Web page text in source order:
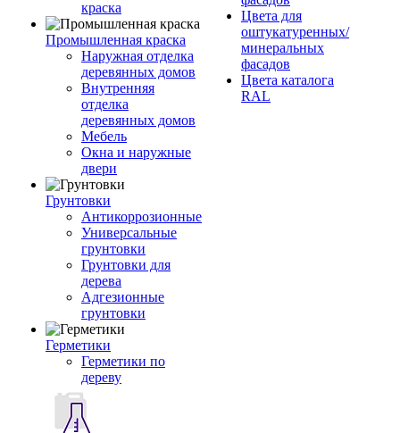
краска
Промышленная краска
Наружная отделка
деревянных домов
Внутренняя
отделка
деревянных домов
Мебель
Окна и наружные
двери
Грунтовки
Антикоррозионные
Универсальные
грунтовки
Грунтовки для
дерева
Адгезионные
грунтовки
Герметики
Герметики по
дереву
Цвета для
оштукатуренных/
минеральных
фасадов
Цвета каталога
RAL